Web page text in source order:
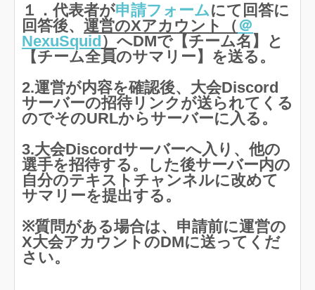
１．代表者が申請フォームにて回答に
回答後、 運営のXアカウント（ ＠
NexuSquid） へDMで【チーム名】と
【チーム全員のサマリー】を送る。
2.運営が内容を確認後、大会Discord
サーバーの招待リンクが送られてくる
のでそのURLからサーバーに入る。
3.大会Discordサーバーへ入り、他の
選手を招待する。した後サーバー内の
自分のテキストチャンネルに改めて
サマリーを提出する。
※質問がある場合は、申請前に運営の
X大会アカウントのDMに送ってくだ
さい。